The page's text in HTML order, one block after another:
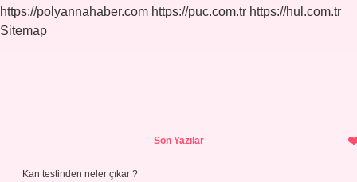
https://polyannahaber.com https://puc.com.tr https://hul.com.tr
Sitemap
Son Yazılar
Kan testinden neler çıkar ?